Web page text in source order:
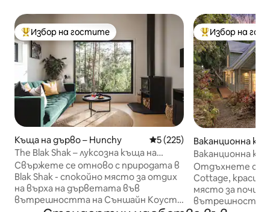
Най-популярен избор на гостите
Избор на гостите
Къща на дърво – Hunchy Средна оценка: 5 от 5,
5 (225)
The Blak Shak – луксозна къща на
дърво в Монтвил
Свържете се отново с природата в
Blak Shak - спокойно място за отдих
на върха на дърветата във
вътрешността на Съншайн Коуст.
Най-популярен
Избор на
Ваканционна
етон
Ваканционна
Отдъхнете си в
Cottage,
място за
вътрешността